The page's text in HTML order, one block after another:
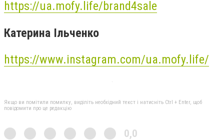
https://ua.mofy.life/brand4sale
Катерина Ільченко
https://www.instagram.com/ua.mofy.life/
Якщо ви помітили помилку, виділіть необхідний текст і натисніть Ctrl + Enter, щоб
повідомити про це редакцію
0,0